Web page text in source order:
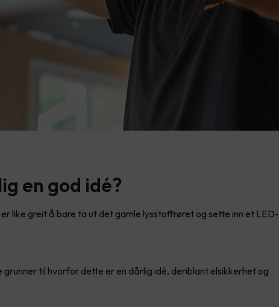
en god idé?
like greit å bare ta ut det gamle lysstoffrøret og sette inn et LED-
grunner til hvorfor dette er en dårlig idé, deriblant elsikkerhet og